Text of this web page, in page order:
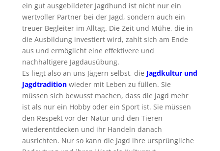
ein gut ausgebildeter Jagdhund ist nicht nur ein
wertvoller Partner bei der Jagd, sondern auch ein
treuer Begleiter im Alltag. Die Zeit und Mühe, die in
die Ausbildung investiert wird, zahlt sich am Ende
aus und ermöglicht eine effektivere und
nachhaltigere Jagdausübung.
Es liegt also an uns Jägern selbst, die Jagdkultur und
Jagdtradition wieder mit Leben zu füllen. Sie
müssen sich bewusst machen, dass die Jagd mehr
ist als nur ein Hobby oder ein Sport ist. Sie müssen
den Respekt vor der Natur und den Tieren
wiederentdecken und ihr Handeln danach
ausrichten. Nur so kann die Jagd ihre ursprüngliche